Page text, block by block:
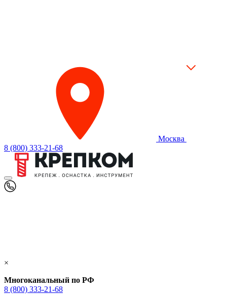
Москва
8 (800) 333-21-68
×
Многоканальный по РФ
8 (800) 333‑21-68